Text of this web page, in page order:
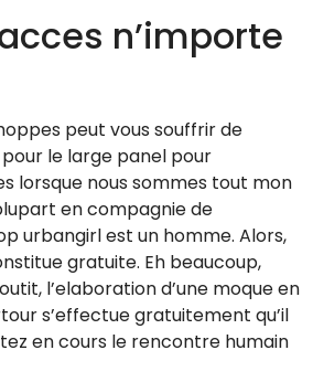
n’importe
peut vous souffrir de
le large panel pour
lorsque nous sommes tout mon
en compagnie de
urbangirl est un homme. Alors,
gratuite. Eh beaucoup,
l’elaboration d’une moque en
s’effectue gratuitement qu’il
en cours le rencontre humain